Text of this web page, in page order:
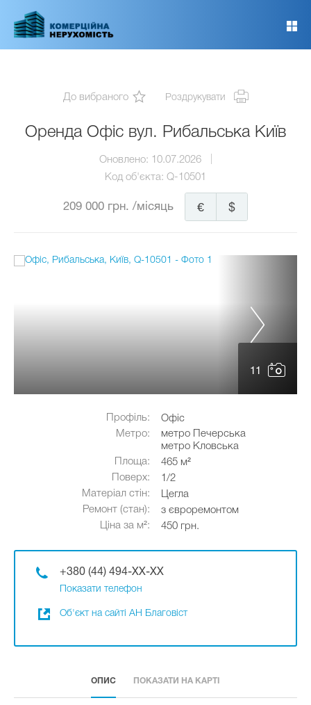
основного
До вибраного Роздрукувати
Оренда Офіс вул. Рибальська Київ
Оновлено: 10.07.2026
Код об'єкта: Q-10501
209 000 грн. /місяць $
€
11
Профіль:
Офіс
Метро:
метро Печерська
метро Кловська
Площа:
465 м²
Поверх:
1/2
Матеріал стін:
Цегла
Ремонт (стан):
з євроремонтом
Ціна за м²:
450 грн.
+380 (44) 494-XX-XX
Показати телефон
Об'єкт на сайті АН Благовіст
ОПИС ПОКАЗАТИ НА КАРТІ